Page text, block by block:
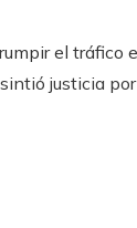
el tráfico
justicia